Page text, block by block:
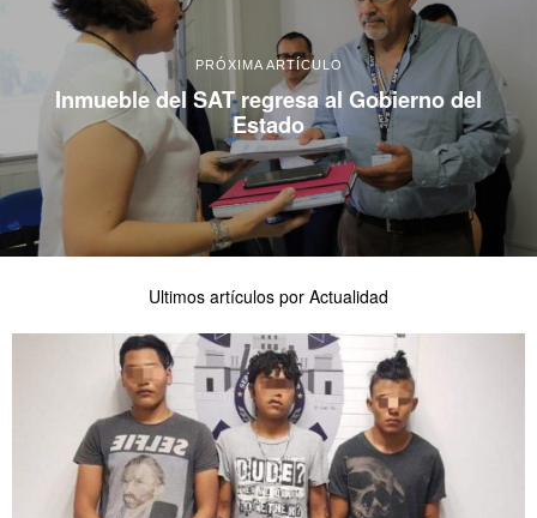
PRÓXIMA ARTÍCULO
Inmueble del SAT regresa al Gobierno del
Estado
Ultimos artículos por Actualidad